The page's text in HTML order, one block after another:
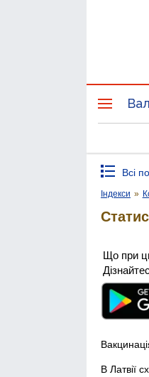
Всі
Індекси »
Що при
В Латвії